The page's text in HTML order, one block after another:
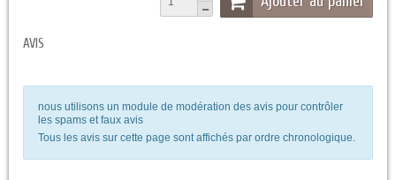
AVIS
nous utilisons un module de modération des avis pour contrôler
les spams et faux avis
Tous les avis sur cette page sont affichés par ordre chronologique.